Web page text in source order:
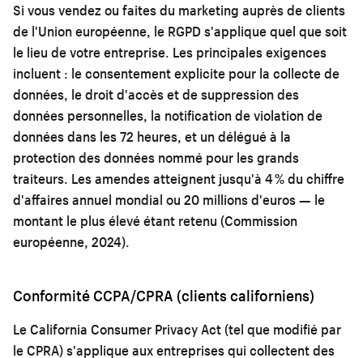
Si vous vendez ou faites du marketing auprès de clients
de l'Union européenne, le RGPD s'applique quel que soit
le lieu de votre entreprise. Les principales exigences
incluent : le consentement explicite pour la collecte de
données, le droit d'accès et de suppression des
données personnelles, la notification de violation de
données dans les 72 heures, et un délégué à la
protection des données nommé pour les grands
traiteurs. Les amendes atteignent jusqu'à 4 % du chiffre
d'affaires annuel mondial ou 20 millions d'euros — le
montant le plus élevé étant retenu (Commission
européenne, 2024).
Conformité CCPA/CPRA (clients californiens)
Le California Consumer Privacy Act (tel que modifié par
le CPRA) s'applique aux entreprises qui collectent des